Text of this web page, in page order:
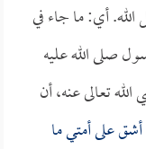
الله. أي: ما جاء في
صلى الله عليه
تعالى عنه، أن
على أمتي ما